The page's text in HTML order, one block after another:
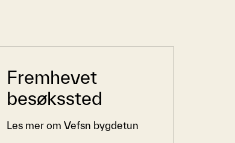
Sidemeny
Fremhevet
besøkssted
Les mer om Vefsn bygdetun